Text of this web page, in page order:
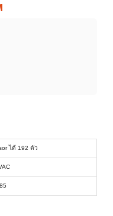
ได้ 192 ตัว